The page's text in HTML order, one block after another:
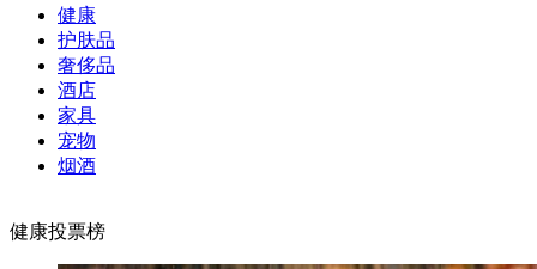
健康
护肤品
奢侈品
酒店
家具
宠物
烟酒
健康投票榜